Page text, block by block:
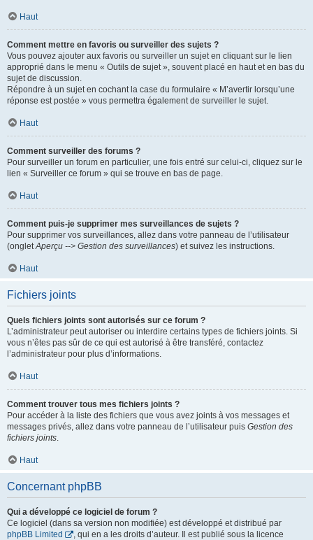
Haut
Comment mettre en favoris ou surveiller des sujets ?
Vous pouvez ajouter aux favoris ou surveiller un sujet en cliquant sur le lien
approprié dans le menu « Outils de sujet », souvent placé en haut et en bas du
sujet de discussion.
Répondre à un sujet en cochant la case du formulaire « M’avertir lorsqu’une
réponse est postée » vous permettra également de surveiller le sujet.
Haut
Comment surveiller des forums ?
Pour surveiller un forum en particulier, une fois entré sur celui-ci, cliquez sur le
lien « Surveiller ce forum » qui se trouve en bas de page.
Haut
Comment puis-je supprimer mes surveillances de sujets ?
Pour supprimer vos surveillances, allez dans votre panneau de l’utilisateur
(ongletAperçu --> Gestion des surveillances) et suivez les instructions.
Haut
Fichiers joints
Quels fichiers joints sont autorisés sur ce forum ?
L’administrateur peut autoriser ou interdire certains types de fichiers joints. Si
vous n’êtes pas sûr de ce qui est autorisé à être transféré, contactez
l’administrateur pour plus d’informations.
Haut
Comment trouver tous mes fichiers joints ?
Pour accéder à la liste des fichiers que vous avez joints à vos messages et
messages privés, allez dans votre panneau de l’utilisateur puis Gestion des
fichiers joints.
Haut
Concernant phpBB
Qui a développé ce logiciel de forum ?
Ce logiciel (dans sa version non modifiée) est développé et distribué par
phpBB Limited
, qui en a les droits d’auteur. Il est publié sous la licence